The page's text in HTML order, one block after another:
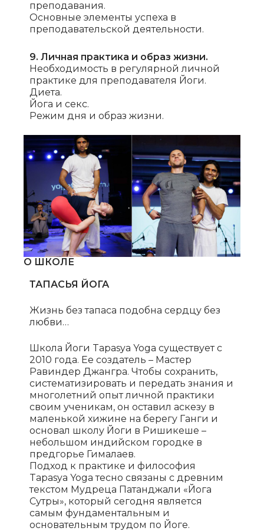
преподавания.
Основные элементы успеха в
преподавательской деятельности.
9. Личная практика и образ жизни.
Необходимость в регулярной личной
практике для преподавателя Йоги.
Диета.
Йога и секс.
Режим дня и образ жизни.
О ШКОЛЕ
ТАПАСЬЯ ЙОГА
Жизнь без тапаса подобна сердцу без
любви…
Школа Йоги Tapasya Yoga существует с
2010 года. Ее создатель – Мастер
Равиндер Джангра. Чтобы сохранить,
систематизировать и передать знания и
многолетний опыт личной практики
своим ученикам, он оставил аскезу в
маленькой хижине на берегу Ганги и
основал школу Йоги в Ришикеше –
небольшом индийском городке в
предгорье Гималаев.
Подход к практике и философия
Tapasya Yoga тесно связаны с древним
текстом Мудреца Патанджали «Йога
Сутры», который сегодня является
самым фундаментальным и
основательным трудом по Йоге.